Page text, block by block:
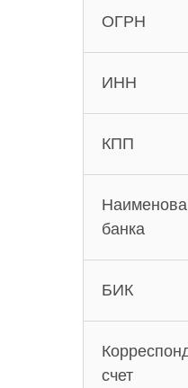
ОГРН
ИНН
КПП
банка
БИК
счет